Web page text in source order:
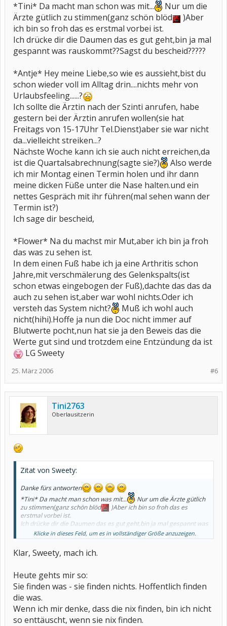
*Tini* Da macht man schon was mit...
Nur um die
Ärzte gütlich zu stimmen(ganz schön blöd
)Aber
ich bin so froh das es erstmal vorbei ist.
Ich drücke dir die Daumen das es gut geht,bin ja mal
gespannt was rauskommt??Sagst du bescheid?????
*Antje* Hey meine Liebe,so wie es aussieht,bist du
schon wieder voll im Alltag drin....nichts mehr von
Urlaubsfeeling......?
Ich sollte die Ärztin nach der Szinti anrufen, habe
gestern bei der Ärztin anrufen wollen(sie hat
Freitags von 15-17Uhr Tel.Dienst)aber sie war nicht
da...vielleicht streiken...?
Nächste Woche kann ich sie auch nicht erreichen,da
ist die Quartalsabrechnung(sagte sie?)
Also werde
ich mir Montag einen Termin holen und ihr dann
meine dicken Füße unter die Nase halten.und ein
nettes Gespräch mit ihr führen(mal sehen wann der
Termin ist?)
Ich sage dir bescheid,
*Flower* Na du machst mir Mut,aber ich bin ja froh
das was zu sehen ist.
In dem einen Fuß habe ich ja eine Arthritis schon
Jahre,mit verschmälerung des Gelenkspalts(ist
schon etwas eingebogen der Fuß),dachte das das da
auch zu sehen ist,aber war wohl nichts.Oder ich
versteh das System nicht?
Muß ich wohl auch
nicht(hihi).Hoffe ja nun die Doc nicht immer auf
Blutwerte pocht,nun hat sie ja den Beweis das die
Werte gut sind und trotzdem eine Entzündung da ist
LG Sweety
#6
25. März 2006
Tini2763
Oberlausitzerin
Zitat von Sweety:
Danke fürs antworten
*Tini* Da macht man schon was mit...
Nur um die Ärzte gütlich
zu stimmen(ganz schön blöd
)Aber ich bin so froh das es
erstmal vorbei ist.
Ich drücke dir die Daumen das es gut geht,bin ja mal gespannt was
rauskommt??Sagst du bescheid?????
Klicke in dieses Feld, um es in vollständiger Größe anzuzeigen.
Klar, Sweety, mach ich.
Heute gehts mir so:
Sie finden was - sie finden nichts. Hoffentlich finden
die was.
Wenn ich mir denke, dass die nix finden, bin ich nicht
so enttäuscht, wenn sie nix finden.